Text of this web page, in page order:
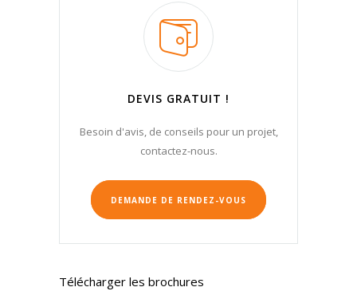
DEVIS GRATUIT !
Besoin d'avis, de conseils pour un projet,
contactez-nous.
DEMANDE DE RENDEZ-VOUS
Télécharger les brochures